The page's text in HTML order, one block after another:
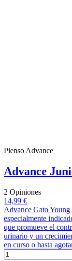
Pienso Advance
Advance
2 Opiniones
14,99 €
Advance Gato
especialmente
que promueve el
urinario y un
en curso o hasta